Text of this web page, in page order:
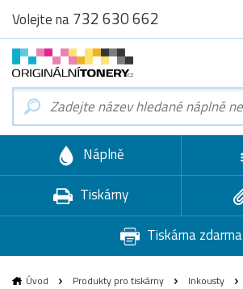
Volejte na732 630 662
Náplně
Tiskárny
Tiskárna zdarma
Úvod Produkty pro tiskárny Inkousty